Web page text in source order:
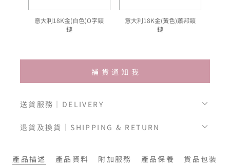
意大利18K金(白色)O字頸
鏈
意大利18K金(黃色)蕭邦頸
鏈
補貨通知我
送貨服務｜DELIVERY
退貨及換貨｜SHIPPING & RETURN
產品描述 產品資料 附加服務 產品保養 貨品包裝